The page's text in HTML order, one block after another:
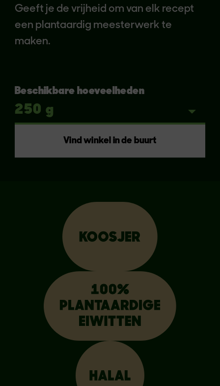
Geeft je de vrijheid om van elk recept
een plantaardig meesterwerk te
maken.
Beschikbare hoeveelheden
Vind winkel in de buurt